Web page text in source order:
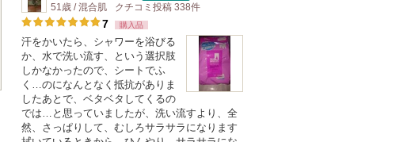
500
人
以
上
の
メ
ン
認証済
51歳 / 混合肌 クチコミ投稿 338件
7 購入品
汗をかいたら、シャワーを浴びる
か、水で洗い流す、という選択肢
しかなかったので、シートでふ
く…のになんとなく抵抗がありま
したあとで、ベタベタしてくるの
では…と思っていましたが、洗い流すより、全
然、さっぱりして、むしろサラサラになります